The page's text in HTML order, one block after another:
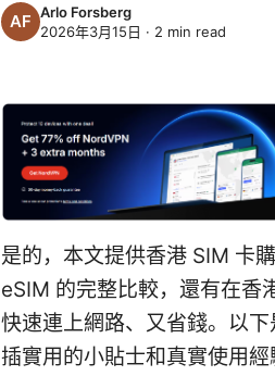
Arlo Forsberg
2026年3月15日 · 2 min read
是的，本文提供香港 SIM 卡
eSIM 的完整比較，還有在香
快速連上網路、又省錢。以
插實用的小貼士和真實使用